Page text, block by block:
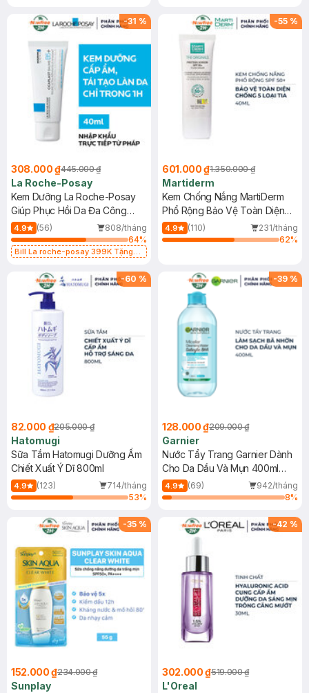
-31 %
308.000 ₫445.000 ₫
La Roche-Posay
Kem Dưỡng La Roche-Posay
Giúp Phục Hồi Da Đa Công
Dụng 40ml
4.9 (56)
808/tháng
64%
Bill La roche-posay 399K Tặng
(SL có hạn)
-55 %
601.000 ₫1.350.000 ₫
Martiderm
Kem Chống Nắng MartiDerm
Phổ Rộng Bảo Vệ Toàn Diện
40ml
4.9 (110)
231/tháng
62%
-60 %
82.000 ₫205.000 ₫
Hatomugi
Sữa Tắm Hatomugi Dưỡng Ẩm
Chiết Xuất Ý Dĩ 800ml
4.9 (123)
714/tháng
53%
-39 %
128.000 ₫209.000 ₫
Garnier
Nước Tẩy Trang Garnier Dành
Cho Da Dầu Và Mụn 400ml
(Mới)
4.9 (69)
942/tháng
8%
-35 %
152.000 ₫234.000 ₫
Sunplay
-42 %
302.000 ₫519.000 ₫
L'Oreal